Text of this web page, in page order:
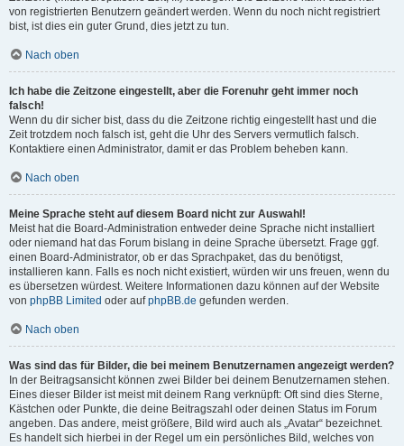
von registrierten Benutzern geändert werden. Wenn du noch nicht registriert
bist, ist dies ein guter Grund, dies jetzt zu tun.
Nach oben
Ich habe die Zeitzone eingestellt, aber die Forenuhr geht immer noch
falsch!
Wenn du dir sicher bist, dass du die Zeitzone richtig eingestellt hast und die
Zeit trotzdem noch falsch ist, geht die Uhr des Servers vermutlich falsch.
Kontaktiere einen Administrator, damit er das Problem beheben kann.
Nach oben
Meine Sprache steht auf diesem Board nicht zur Auswahl!
Meist hat die Board-Administration entweder deine Sprache nicht installiert
oder niemand hat das Forum bislang in deine Sprache übersetzt. Frage ggf.
einen Board-Administrator, ob er das Sprachpaket, das du benötigst,
installieren kann. Falls es noch nicht existiert, würden wir uns freuen, wenn du
es übersetzen würdest. Weitere Informationen dazu können auf der Website
von phpBB Limited oder aufphpBB.de gefunden werden.
Nach oben
Was sind das für Bilder, die bei meinem Benutzernamen angezeigt werden?
In der Beitragsansicht können zwei Bilder bei deinem Benutzernamen stehen.
Eines dieser Bilder ist meist mit deinem Rang verknüpft: Oft sind dies Sterne,
Kästchen oder Punkte, die deine Beitragszahl oder deinen Status im Forum
angeben. Das andere, meist größere, Bild wird auch als „Avatar“ bezeichnet.
Es handelt sich hierbei in der Regel um ein persönliches Bild, welches von